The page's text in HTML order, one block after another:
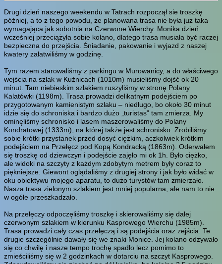
Drugi dzień naszego weekendu w Tatrach rozpoczął sie troszkę
później, a to z tego powodu, że planowana trasa nie była już taka
wymagająca jak sobotnia na Czerwone Wierchy. Monika dzień
wcześniej przeciążyła sobie kolano, dlatego trasa musiała być raczej
bezpieczna do przejścia. Śniadanie, pakowanie i wyjazd z naszej
kwatery załatwiliśmy w godzinę.
Tym razem starowaliśmy z parkingu w Murowanicy, a do właściwego
wejścia na szlak w Kuźnicach (1010m) musieliśmy dojść ok 20
minut. Tam niebieskim szlakiem ruszyliśmy w stronę Polany
Kalatówki (1198m). Trasa prowadzi delikatnym podejściem po
przygotowanym kamienistym szlaku – niedługo, bo około 30 minut
idzie się do schroniska i bardzo dużo „turistas” tam zmierza. My
ominęliśmy schronisko i lasem maszerowaliśmy do Polany
Kondratowej (1333m), na której także jest schronisko. Zrobiliśmy
sobie krótki przystanek przed dosyć ciężkim, aczkolwiek krótkim
podejściem na Przełęcz pod Kopą Kondracką (1863m). Oderwałem
się troszkę od dziewczyn i podejście zajęło mi ok 1h. Było ciężko,
ale widoki na szczyty z każdym zdobytym metrem były coraz to
piękniejsze. Giewont oglądaliśmy z drugiej strony i jak było widać w
oku obiektywu mojego aparatu, to dużo turystów tam zmierzało.
Nasza trasa zielonym szlakiem jest mniej popularna, ale nam to nie
w ogóle przeszkadzało.
Na przełęczy odpoczęliśmy troszkę i skierowaliśmy się dalej
czerwonym szlakiem w kierunku Kasprowego Wierchu (1985m).
Trasa prowadzi cały czas przełęczą i są podejścia oraz zejścia. Te
drugie szczególnie dawały się we znaki Monice. Jej kolano odzywało
się co chwilę i nasze tempo trochę spadło lecz pomimo to
zmieściliśmy się w 2 godzinkach w dotarciu na szczyt Kasprowego.